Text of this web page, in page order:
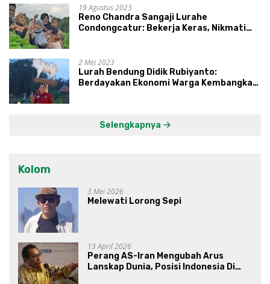
19 Agustus 2023
Reno Chandra Sangaji Lurahe
Condongcatur: Bekerja Keras, Nikmati
2 Mei 2023
Lurah Bendung Didik Rubiyanto:
Berdayakan Ekonomi Warga Kembangkan
Selengkapnya
Kolom
3 Mei 2026
Melewati Lorong Sepi
13 April 2026
Perang AS-Iran Mengubah Arus
Lanskap Dunia, Posisi Indonesia Di